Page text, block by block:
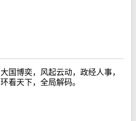
大国博奕，风起云动，政经人事，
环看天下，全局解码。